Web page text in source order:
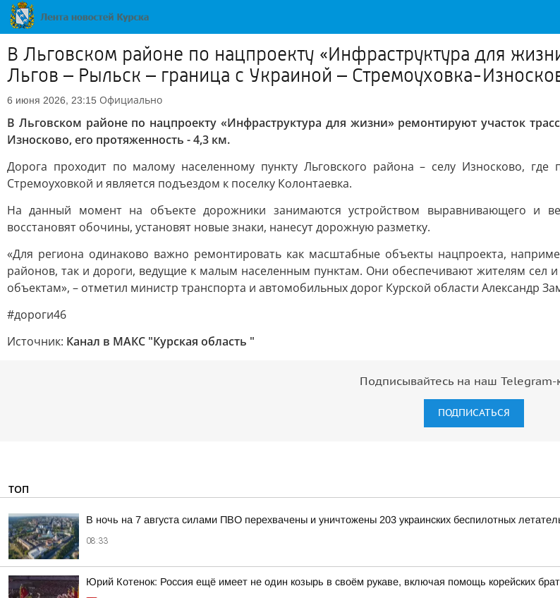
В Льговском районе по нацпроекту «Инфраструктура для
Льгов – Рыльск – граница с Украиной – Стремоуховка-
6 июня 2026, 23:15 Официально
В Льговском районе по нацпроекту «Инфраструктура для жизни» ремонтируют участок
Износково, его протяженность - 4,3 км.
Дорога проходит по малому населенному пункту Льговского района – селу Износково,
Стремоуховкой и является подъездом к поселку Колонтаевка.
На данный момент на объекте дорожники занимаются устройством выравнивающего и
восстановят обочины, установят новые знаки, нанесут дорожную разметку.
«Для региона одинаково важно ремонтировать как масштабные объекты нацпроекта,
районов, так и дороги, ведущие к малым населенным пунктам. Они обеспечивают жителям сел
объектам», – отметил министр транспорта и автомобильных дорог Курской области Александр
#дороги46
Источник: Канал в МАКС "Курская область "
Подписывайтесь на наш Telegram-
ПОДПИСАТЬСЯ
ТОП
В ночь на 7 августа силами ПВО перехвачены и уничтожены 203 украинских беспилотных
08:33
Юрий Котенок: Россия ещё имеет не один козырь в своём рукаве, включая помощь корейских